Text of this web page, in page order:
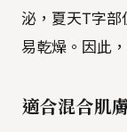
泌，夏天T字
易乾燥。因此
適合混合肌